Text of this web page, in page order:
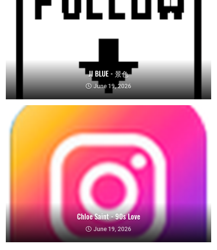
JI BLUE - 景色
June 19, 2026
Chloe Saint - 90s Love
June 19, 2026